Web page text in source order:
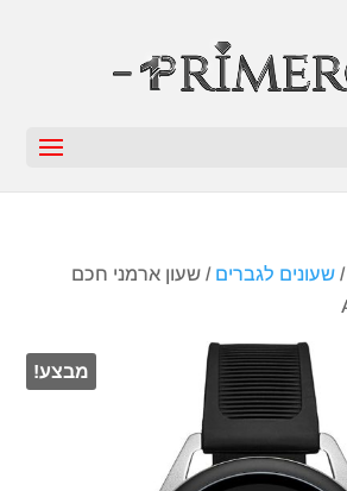
/שעונים לגברים / שעון ארמני חכם
מבצע!